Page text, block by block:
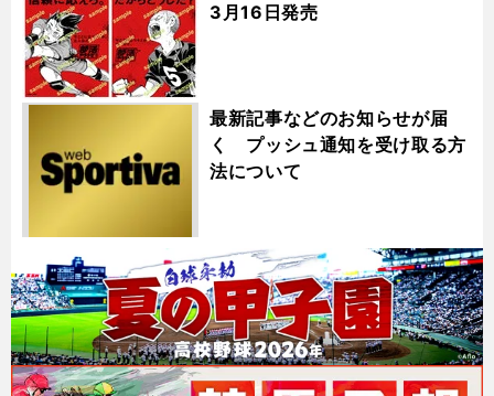
3月16日発売
最新記事などのお知らせが届
く プッシュ通知を受け取る方
法について